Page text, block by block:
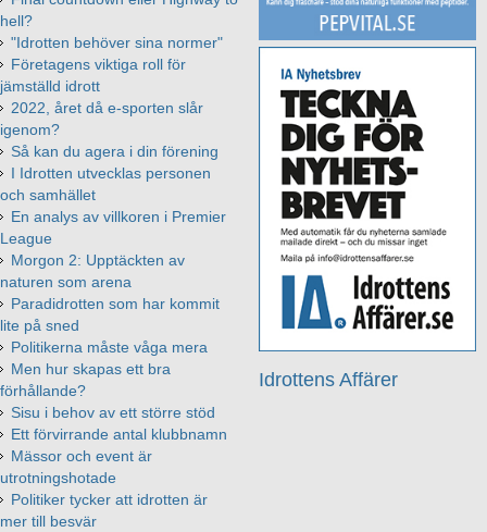
Idrottens Affärer
hell?
"Idrotten behöver sina normer"
Företagens viktiga roll för
jämställd idrott
2022, året då e-sporten slår
igenom?
Så kan du agera i din förening
I Idrotten utvecklas personen
och samhället
En analys av villkoren i Premier
League
Morgon 2: Upptäckten av
naturen som arena
Paradidrotten som har kommit
lite på sned
Politikerna måste våga mera
Men hur skapas ett bra
förhållande?
Sisu i behov av ett större stöd
Ett förvirrande antal klubbnamn
Mässor och event är
utrotningshotade
Politiker tycker att idrotten är
mer till besvär